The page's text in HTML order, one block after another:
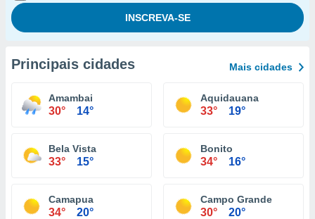
Principais cidades Mais cidades
Amambai
30° 14°
Aquidauana
33° 19°
Bela Vista
33° 15°
Bonito
34° 16°
Camapua
34° 20°
Campo Grande
30° 20°